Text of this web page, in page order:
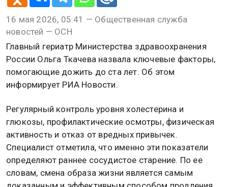
16 мая 2026, 05:41 — Общественная служба
новостей — ОСН
Главный гериатр Министерства здравоохранения
России Ольга Ткачева назвала ключевые факторы,
помогающие дожить до ста лет. Об этом
информирует РИА Новости.
Регулярный контроль уровня холестерина и
глюкозы, профилактические осмотры, физическая
активность и отказ от вредных привычек.
Специалист отметила, что именно эти показатели
определяют раннее сосудистое старение. По ее
словам, смена образа жизни является самым